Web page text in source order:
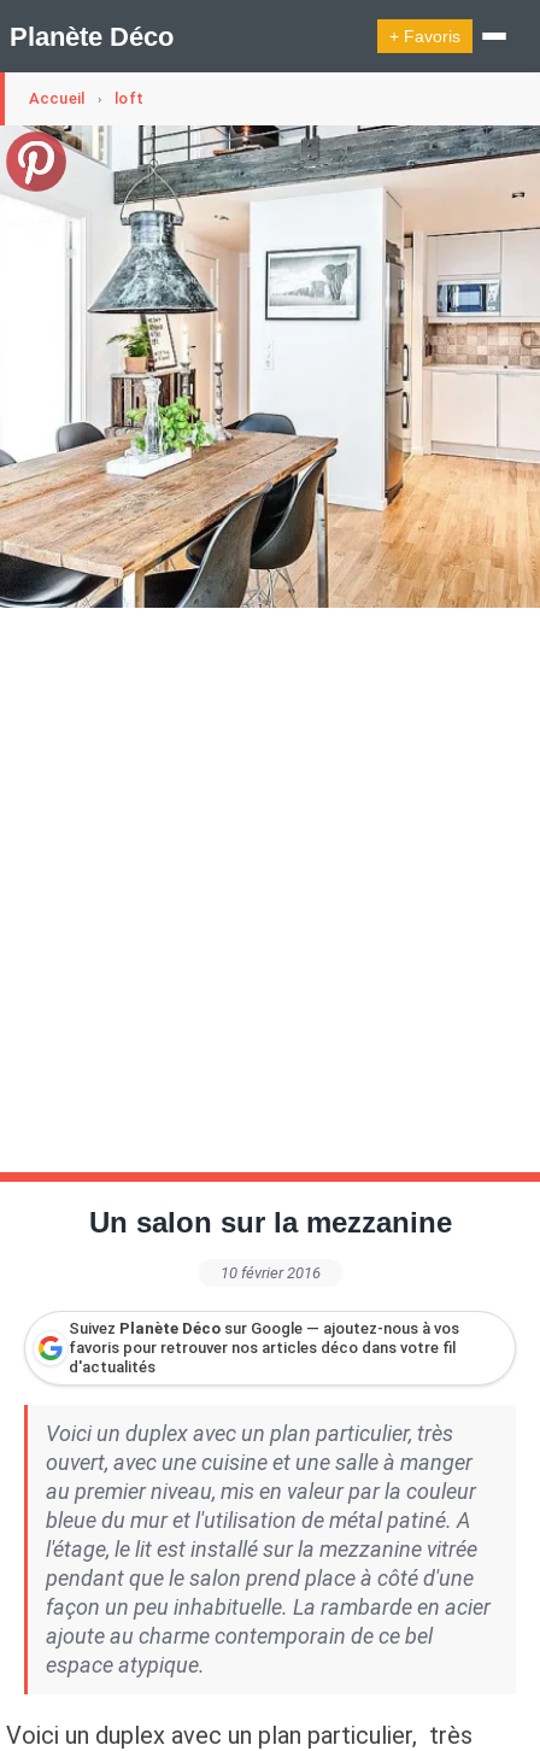
Planète Déco + Favoris
🛍︎ Shop Planète Déco ℹ︎ À propos
Appartement Design Cabanes
Decoration Noël
Design Suédois En Quelques Photos
Idées Déco En 10 Photos
La Semaine Décoration Et Design
Maison En Ville
Méli-Mélo Suédois
Publi Reportage
Interieurs Scandinaves
La Décoration Selon Votre Signe Astrologique
Les Trouvailles Déco Du Jour
Loft
Maison Appartement Écologique
Maison Container/container House
Maison D'hôtes
Maison Et Appartement Vintage
On Décode La Déco
Petite Surface
Piscine Question De Style
Renovation
Revue De Week End
Tiny House
Accueil › loft
Un salon sur la mezzanine
10 février 2016
Suivez Planète Déco sur Google — ajoutez-nous à vos
favoris pour retrouver nos articles déco dans votre fil
d'actualités
Voici un duplex avec un plan particulier, très
ouvert, avec une cuisine et une salle à manger
au premier niveau, mis en valeur par la couleur
bleue du mur et l'utilisation de métal patiné. A
l'étage, le lit est installé sur la mezzanine vitrée
pendant que le salon prend place à côté d'une
façon un peu inhabituelle. La rambarde en acier
ajoute au charme contemporain de ce bel
espace atypique.
Voici un duplex avec un plan particulier, très